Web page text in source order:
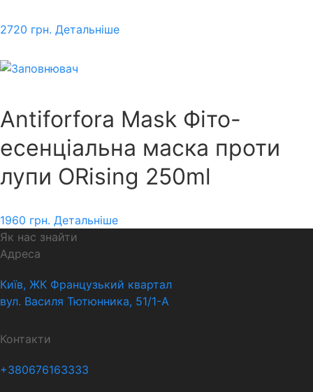
2720 грн. Детальніше
Antiforfora Mask Фіто-
есенціальна маска проти
лупи ORising 250ml
1960 грн. Детальніше
Як нас знайти
Адреса
Київ, ЖК Французький квартал
вул. Василя Тютюнника, 51/1-А
Контакти
+380676163333